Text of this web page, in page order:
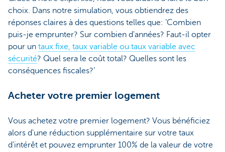
choix. Dans notre simulation, vous obtiendrez des
réponses claires à des questions telles que: ‘Combien
puis-je emprunter? Sur combien d'années? Faut-il opter
pour un taux fixe, taux variable ou taux variable avec
sécurité? Quel sera le coût total? Quelles sont les
conséquences fiscales?’
Acheter votre premier logement
Vous achetez votre premier logement? Vous bénéficiez
alors d'une réduction supplémentaire sur votre taux
d'intérêt et pouvez emprunter 100% de la valeur de votre